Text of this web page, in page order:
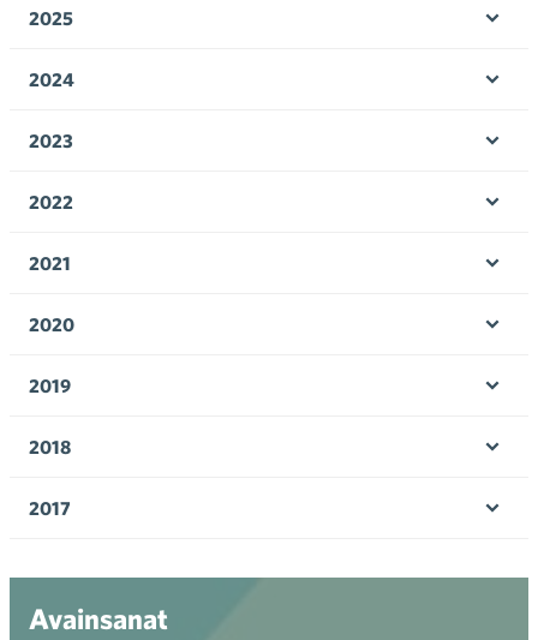
2025
2024
2023
2022
2021
2020
2019
2018
2017
Avainsanat